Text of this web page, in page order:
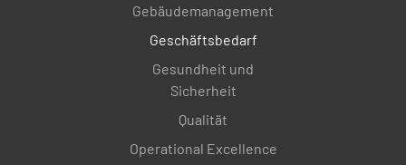
Gebäudemanagement
Geschäftsbedarf
Gesundheit und
Sicherheit
Qualität
Operational Excellence